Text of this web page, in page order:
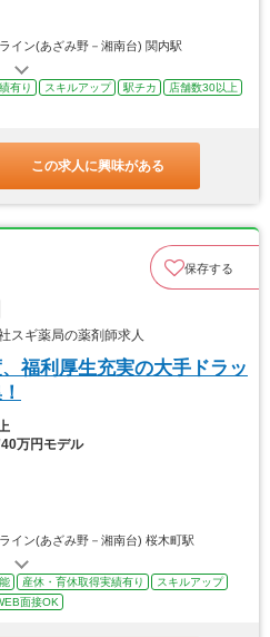
イン(あざみ野－湘南台) 関内駅
有り スキルアップ 駅チカ
店舗数30以上
この求人に興味がある
保存する
ギ薬局の薬剤師求人
福利厚生充実の大手ドラッ
万円モデル
イン(あざみ野－湘南台) 桜木町駅
産休・育休取得実績有り
スキルアップ
面接OK